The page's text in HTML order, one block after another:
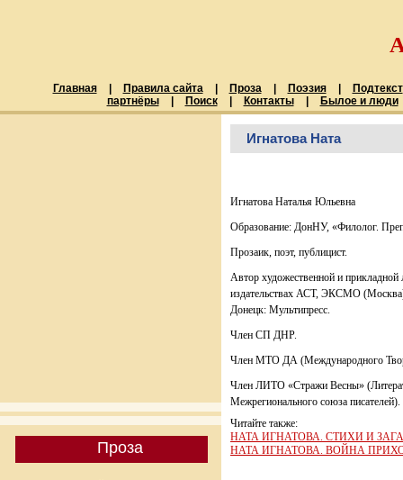
Главная Правила сайта Проза Поэзия
Подтекст
партнёры
Поиск Контакты Былое и люди
Проза
Игнатова Ната
Игнатова Наталья Юльевна
Образование: ДонНУ, «Филолог.
Прозаик, поэт, публицист.
Автор художественной и
издательствах АСТ, ЭКСМО
Донецк: Мультипресс.
Член СП ДНР.
Член МТО ДА (Международного
Член ЛИТО «Стражи Весны»
Межрегионального союза писателей).
Читайте также:
НАТА ИГНАТОВА. СТИХИ И
НАТА ИГНАТОВА. ВОЙНА